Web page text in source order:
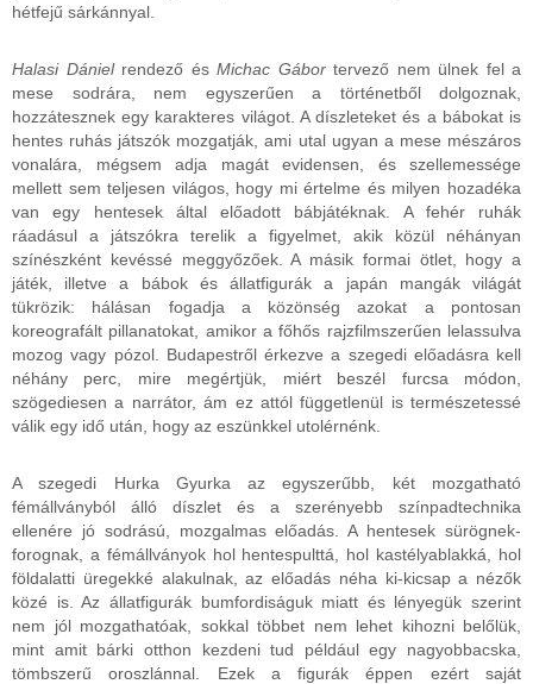
hétfejű sárkánnyal.
Halasi Dánielrendező és Michac Gábortervező nem ülnek fel a
mese sodrára, nem egyszerűen a történetből dolgoznak,
hozzátesznek egy karakteres világot. A díszleteket és a bábokat is
hentes ruhás játszók mozgatják, ami utal ugyan a mese mészáros
vonalára, mégsem adja magát evidensen, és szellemessége
mellett sem teljesen világos, hogy mi értelme és milyen hozadéka
van egy hentesek által előadott bábjátéknak. A fehér ruhák
ráadásul a játszókra terelik a figyelmet, akik közül néhányan
színészként kevéssé meggyőzőek. A másik formai ötlet, hogy a
játék, illetve a bábok és állatfigurák a japán mangák világát
tükrözik: hálásan fogadja a közönség azokat a pontosan
koreografált pillanatokat, amikor a főhős rajzfilmszerűen lelassulva
mozog vagy pózol. Budapestről érkezve a szegedi előadásra kell
néhány perc, mire megértjük, miért beszél furcsa módon,
szögediesen a narrátor, ám ez attól függetlenül is természetessé
válik egy idő után, hogy az eszünkkel utolérnénk.
A szegedi Hurka Gyurka az egyszerűbb, két mozgatható
fémállványból álló díszlet és a szerényebb színpadtechnika
ellenére jó sodrású, mozgalmas előadás. A hentesek sürögnek-
forognak, a fémállványok hol hentespulttá, hol kastélyablakká, hol
földalatti üregekké alakulnak, az előadás néha ki-kicsap a nézők
közé is. Az állatfigurák bumfordiságuk miatt és lényegük szerint
nem jól mozgathatóak, sokkal többet nem lehet kihozni belőlük,
mint amit bárki otthon kezdeni tud például egy nagyobbacska,
tömbszerű oroszlánnal. Ezek a figurák éppen ezért saját